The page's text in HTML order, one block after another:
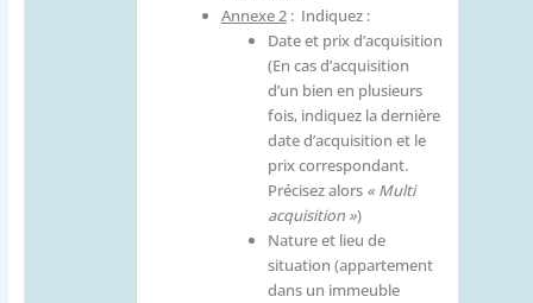
Annexe 2: Indiquez :
Date et prix d’acquisition
(En cas d’acquisition
d’un bien en plusieurs
fois, indiquez la dernière
date d’acquisition et le
prix correspondant.
Précisez alors « Multi
acquisition »)
Nature et lieu de
situation (appartement
dans un immeuble